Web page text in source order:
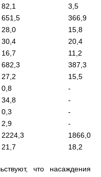
82,1 3,5
651,5
366,9
28,0
15,8
30,4
20,4
16,7
11,2
682,3
387,3
27,2
15,5
0,8
-
34,8 -
0,3
-
2,9 -
2224,3
1866,0
21,7 18,2
что насаждения